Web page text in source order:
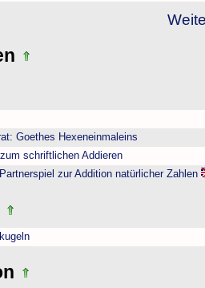
Goethes Hexeneinmaleins
schriftlichen Addieren
zur Addition natürlicher Zahlen